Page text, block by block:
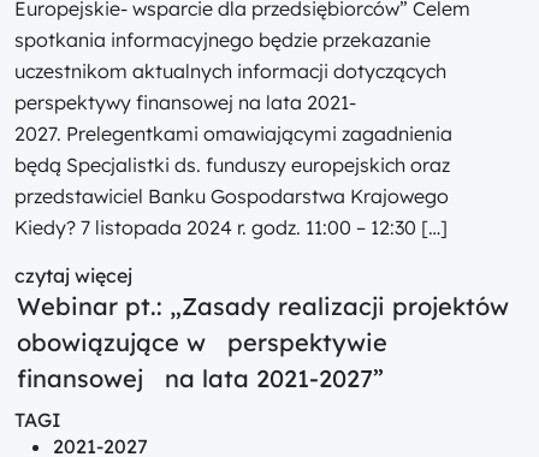
Europejskie- wsparcie dla przedsiębiorców” Celem
spotkania informacyjnego będzie przekazanie
uczestnikom aktualnych informacji dotyczących
perspektywy finansowej na lata 2021-
2027. Prelegentkami omawiającymi zagadnienia
będą Specjalistki ds. funduszy europejskich oraz
przedstawiciel Banku Gospodarstwa Krajowego
Kiedy? 7 listopada 2024 r. godz. 11:00 – 12:30 […]
czytaj więcej
Webinar pt.: „Zasady realizacji projektów
obowiązujące w perspektywie
finansowej na lata 2021-2027”
TAGI
2021-2027